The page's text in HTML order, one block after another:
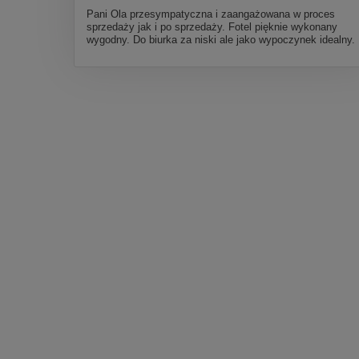
Pani Ola przesympatyczna i zaangażowana w proces
sprzedaży jak i po sprzedaży. Fotel pięknie wykonany
wygodny. Do biurka za niski ale jako wypoczynek idealny.